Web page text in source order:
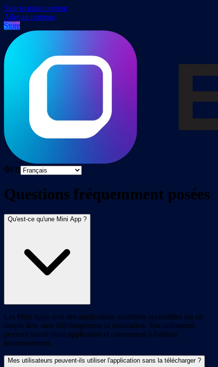
Skip to main content
Aller au contenu
Store
FR
Questions fréquemment posées
Qu'est-ce qu'une Mini App ?
Les Mini Apps sont des applications modernes accessibles via un
simple lien, sans téléchargement ni installation. Vos utilisateurs
peuvent ouvrir votre application et commencer à l'utiliser
instantanément.
Mes utilisateurs peuvent-ils utiliser l'application sans la télécharger ?